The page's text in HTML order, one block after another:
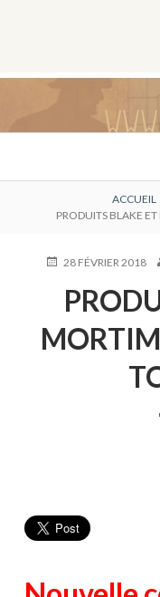
ACCUEIL
PRODUITS BLAKE
PUBLIÉ28 FÉVRIER 2018